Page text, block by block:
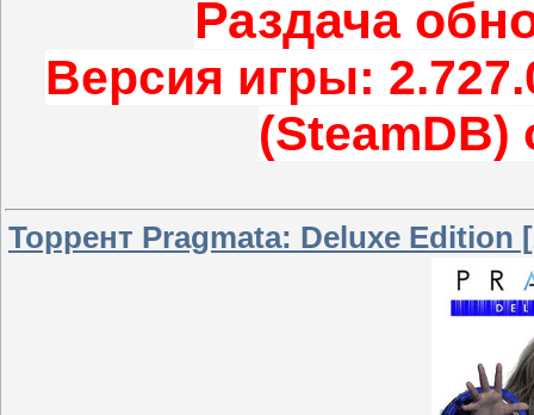
Раздача
Версия игры:
(SteamDB)
Торрент Pragmata: Deluxe Edition